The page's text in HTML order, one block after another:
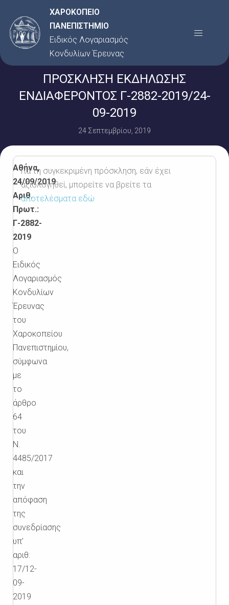
στο
περιεχόμενο
ΧΑΡΟΚΟΠΕΙΟ
ΠΑΝΕΠΙΣΤΗΜΙΟ
Ειδικός Λογαριασμός
Κονδυλίων Έρευνας
Menu
ΠΡΟΣΚΛΗΣΗ ΕΚΔΗΛΩΣΗΣ
ΕΝΔΙΑΦΕΡΟΝΤΟΣ Γ-2882-2019/24-
09-2019
24 Σεπτεμβρίου, 2019
Αθήνα,
24/09/2019
Αριθ.
Πρωτ.:
Γ-2882-
2019
Ο
Ειδικός
Λογαριασμός
Κονδυλίων
Έρευνας
του
Χαροκοπείου
Πανεπιστημίου,
σύμφωνα
με
το
άρθρο
64
του
Ν.
4485/2017
και
την
απόφαση
της
συνεδρίασης
υπ’
αριθ.
17/12-
09-
2019
Για τη συγκεκριμένη πρόσκληση, εάν έχει
αξιολογηθεί, μπορείτε να βρείτε τα
αποτελέσματα εδώ